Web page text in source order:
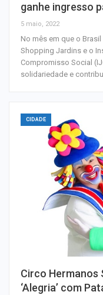
ganhe ingresso
5 maio, 2022
No mês em que o
Shopping Jardins e o
Compromisso Social
solidariedade e
CIDADE
Circo Hermanos
‘Alegria’ com